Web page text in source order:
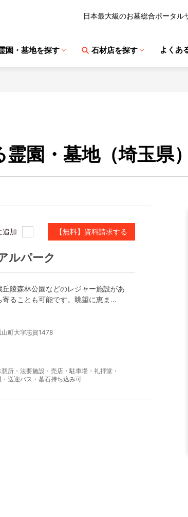
日本最大級のお墓総合ポータル
園・墓地を探す 石材店を探す よくあ
園・墓地（埼玉県）
追加 【無料】資料請求する
ルパーク
陵森林公園などのレジャー施設があ
ることも可能です。眺望に恵ま...
町大字志賀1478
憩所 ・法要施設 ・売店 ・駐車場 ・礼拝堂 ・
・送迎バス ・墓石持ち込み可